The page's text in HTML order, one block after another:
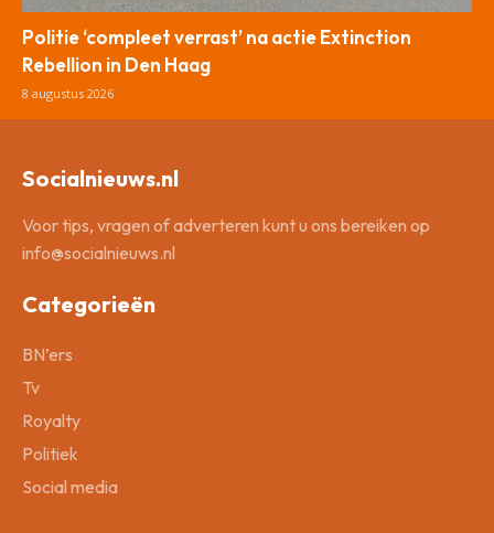
Politie ‘compleet verrast’ na actie Extinction
Rebellion in Den Haag
8 augustus 2026
Socialnieuws.nl
Voor tips, vragen of adverteren kunt u ons bereiken op
info@socialnieuws.nl
Categorieën
BN’ers
Tv
Royalty
Politiek
Social media